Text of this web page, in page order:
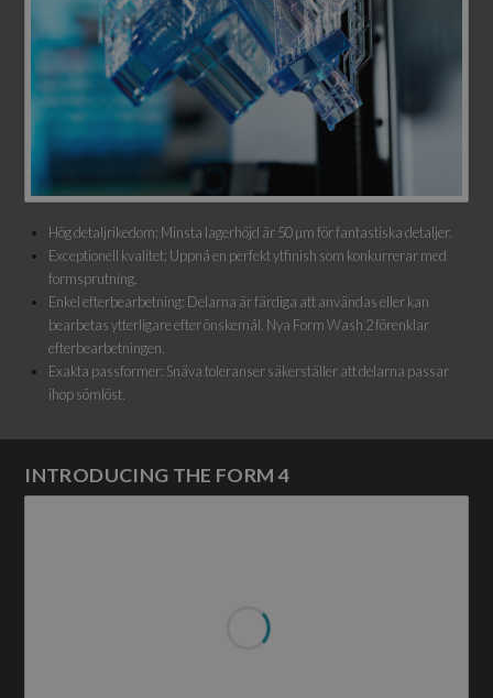
Hög detaljrikedom: Minsta lagerhöjd är 50 µm för fantastiska detaljer.
Exceptionell kvalitet: Uppnå en perfekt ytfinish som konkurrerar med
formsprutning.
Enkel efterbearbetning: Delarna är färdiga att användas eller kan
bearbetas ytterligare efter önskemål. Nya Form Wash 2 förenklar
efterbearbetningen.
Exakta passformer: Snäva toleranser säkerställer att delarna passar
ihop sömlöst.
INTRODUCING THE FORM 4